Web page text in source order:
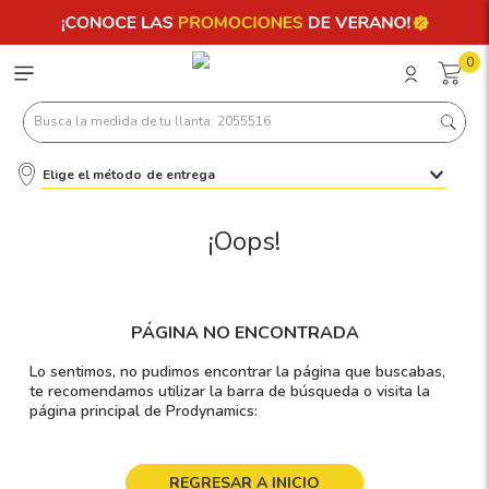
0
Busca la medida de tu llanta: 2055516
Elige el método de entrega
¡Oops!
PÁGINA NO ENCONTRADA
Lo sentimos, no pudimos encontrar la página que buscabas,
te recomendamos utilizar la barra de búsqueda o visita la
página principal de Prodynamics:
REGRESAR A INICIO
Términos más buscados
2
4.215
5.205
6.